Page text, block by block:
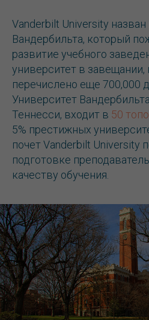
Vanderbilt University
Вандербильта, который
развитие учебного
университет в
перечислено еще 700,000
Университет
Теннесси, входит в 50
5% престижных
почет Vanderbilt University
подготовке
качеству обучения.